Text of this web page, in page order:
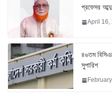
প্রফেসর
April 16,
৪৬তম
সুপারিশ